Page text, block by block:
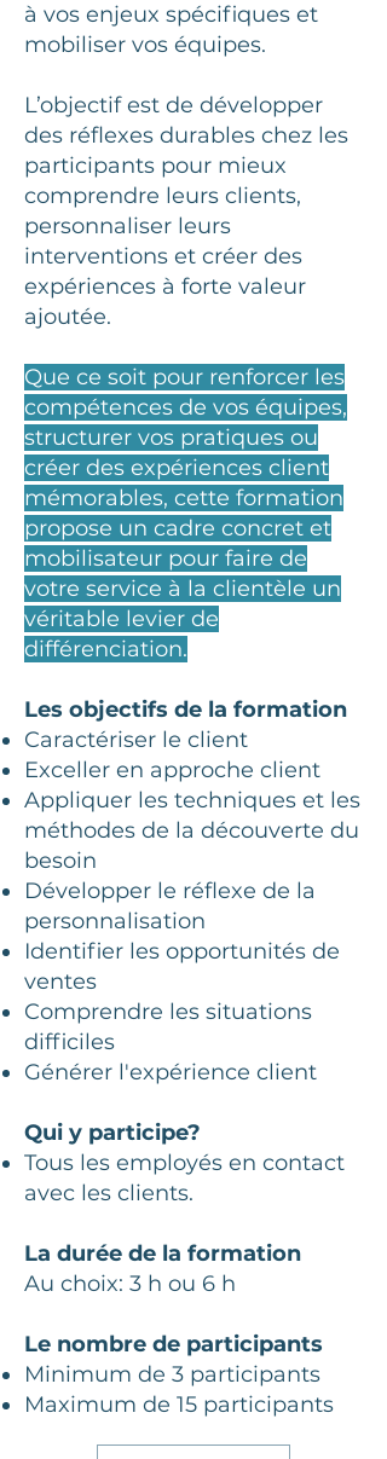
à vos enjeux spécifiques et
mobiliser vos équipes.
L’objectif est de développer
des réflexes durables chez les
participants pour mieux
comprendre leurs clients,
personnaliser leurs
interventions et créer des
expériences à forte valeur
ajoutée.
Que ce soit pour renforcer les
compétences de vos équipes,
structurer vos pratiques ou
créer des expériences client
mémorables, cette formation
propose un cadre concret et
mobilisateur pour faire de
votre service à la clientèle un
véritable levier de
différenciation.
Les objectifs de la formation
Caractériser le client
Exceller en approche client
Appliquer les techniques et les
méthodes de la découverte du
besoin
Développer le réflexe de la
personnalisation
Identifier les opportunités de
ventes
Comprendre les situations
difficiles
Générer l'expérience client
Qui y participe?
Tous les employés en contact
avec les clients.
La durée de la formation
Au choix: 3 h ou 6 h
Le nombre de participants
Minimum de 3 participants
Maximum de 15 participants